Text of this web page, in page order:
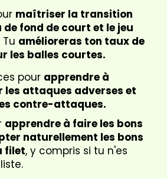
maîtriser la transition
de fond de court et le jeu
Tu amélioreras ton taux de
les balles courtes.
pour apprendre à
les attaques adverses et
contre-attaques.
apprendre à faire les bons
naturellement les bons
filet, y compris si tu n'es